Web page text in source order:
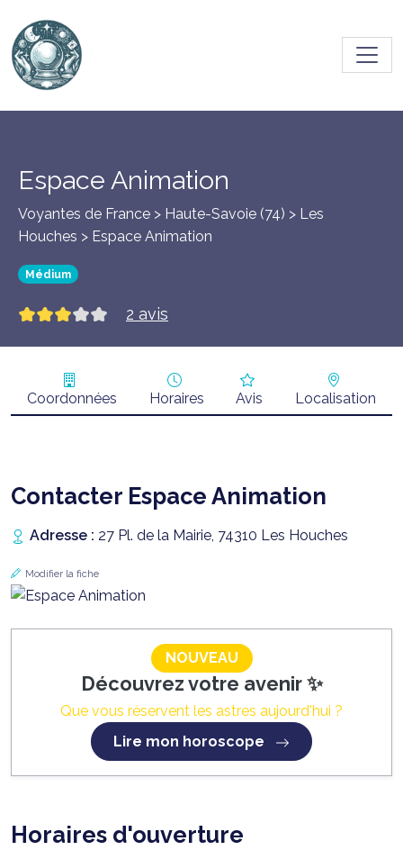
Espace Animation
Voyantes de France > Haute-Savoie (74) > Les
Houches > Espace Animation
Médium
2 avis
Coordonnées Horaires Avis Localisation
Contacter Espace Animation
Adresse : 27 Pl. de la Mairie, 74310 Les Houches
Modifier la fiche
NOUVEAU
Découvrez votre avenir ✨
Que vous réservent les astres aujourd'hui ?
Lire mon horoscope
Horaires d'ouverture